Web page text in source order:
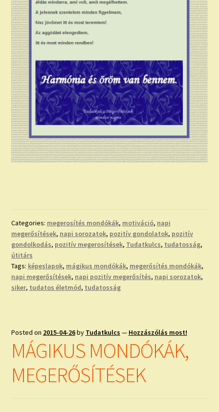
Categories: megerosítés mondókák, motiváció, napi
megerősítések, napi sorozatok, pozitív gondolatok, pozitív
gondolkodás, pozitív megerosítések, Tudatkulcs, tudatosság,
útitárs
Tags: képeslapok, mágikus mondókák, megerősítés mondókák,
napi megerősítések, napi pozitív megerősítés, napi sorozatok,
siker, tudatos életmód, tudatosság
Posted on 2015-04-26by Tudatkulcs — Hozzászólás most!
MÁGIKUS MONDÓKÁK,
MEGERŐSÍTÉSEK